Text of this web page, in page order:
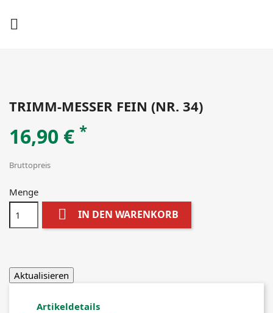

TRIMM-MESSER FEIN (NR. 34)
16,90 € *
Bruttopreis
Menge
 IN DEN WARENKORB
Artikeldetails